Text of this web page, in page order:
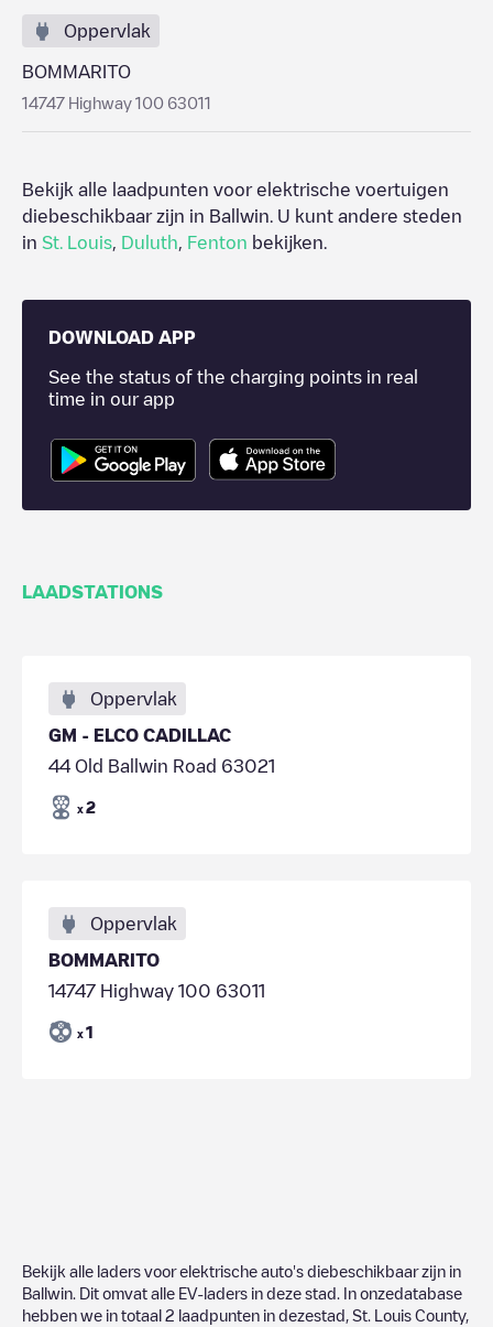
Oppervlak
BOMMARITO
14747 Highway 100 63011
Bekijk alle laadpunten voor elektrische voertuigen
diebeschikbaar zijn in Ballwin . U kunt andere steden
in St. Louis Duluth Fenton bekijken.
DOWNLOAD APP
See the status of the charging points in real
time in our app
LAADSTATIONS
Oppervlak
GM - ELCO CADILLAC
44 Old Ballwin Road 63021
x 2
Oppervlak
BOMMARITO
14747 Highway 100 63011
x 1
Bekijk alle laders voor elektrische auto's diebeschikbaar zijn in
Ballwin . Dit omvat alle EV-laders in deze stad. In onzedatabase
hebben we in totaal 2 laadpunten in dezestad, St. Louis County,